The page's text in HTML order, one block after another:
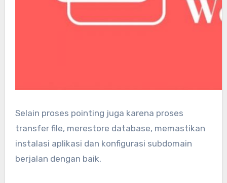
Selain proses pointing juga karena proses
transfer file, merestore database, memastikan
instalasi aplikasi dan konfigurasi subdomain
berjalan dengan baik.